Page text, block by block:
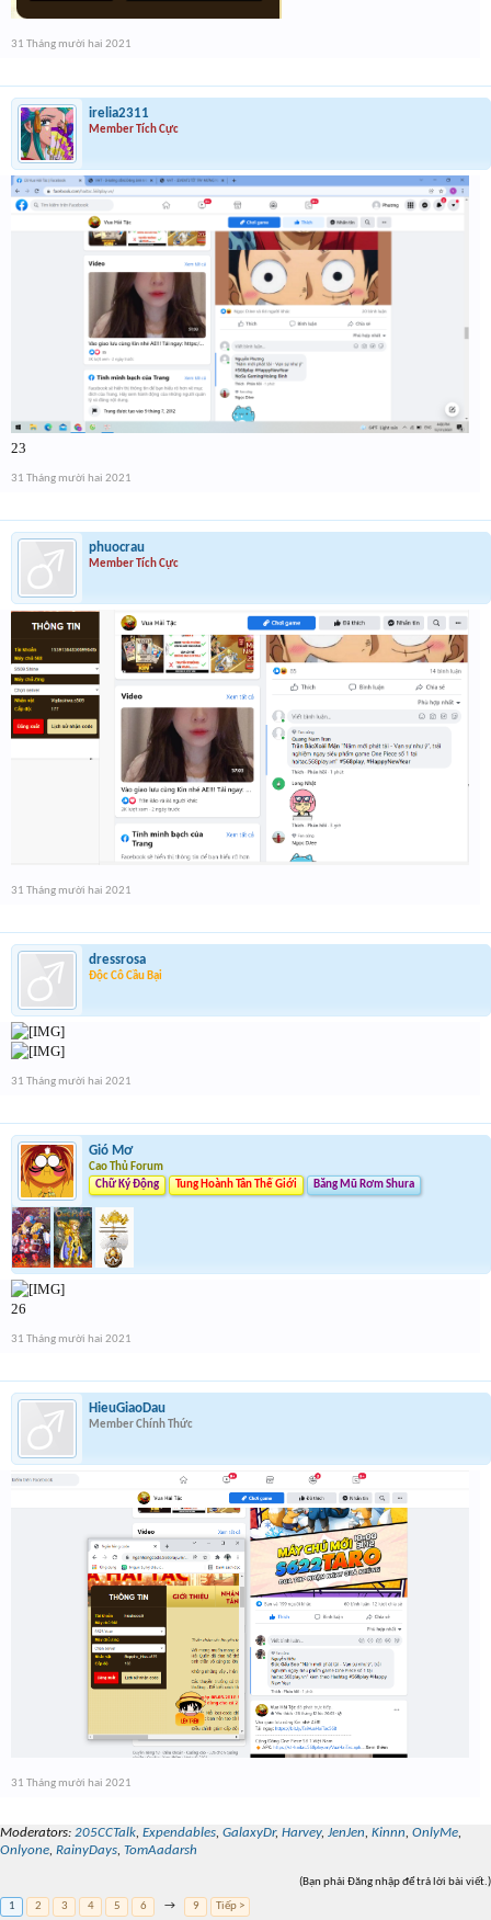
31 Tháng mười hai 2021
irelia2311
Member Tích Cực
23
31 Tháng mười hai 2021
phuocrau
Member Tích Cực
31 Tháng mười hai 2021
dressrosa
Độc Cô Cầu Bại
31 Tháng mười hai 2021
Gió Mơ
Cao Thủ Forum
Chữ Ký Động
Tung Hoành Tân Thế Giới Băng Mũ Rơm Shura
26
31 Tháng mười hai 2021
HieuGiaoDau
Member Chính Thức
31 Tháng mười hai 2021
Moderators: 205CCTalk, Expendables, GalaxyDr, Harvey, JenJen, Kinnn, OnlyMe,
Onlyone, RainyDays, TomAadarsh
(Bạn phải Đăng nhập để trả lời bài viết.)
1
2 3 4 5 6 → 9 Tiếp >